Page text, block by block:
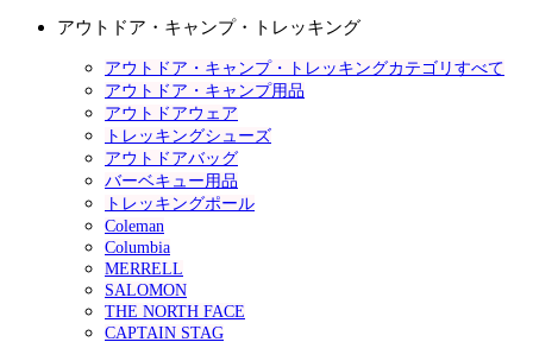
アウトドア・キャンプ・トレッキング
アウトドア・キャンプ・トレッキングカテゴリすべて
アウトドア・キャンプ用品
アウトドアウェア
トレッキングシューズ
アウトドアバッグ
バーベキュー用品
トレッキングポール
Coleman
Columbia
MERRELL
SALOMON
THE NORTH FACE
CAPTAIN STAG